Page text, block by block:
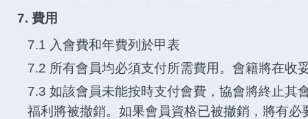
7. 費用
7.1 入會費和年費列於甲表
7.2 所有會員均必須支付所需費用。會籍將在收
7.3 如該會員未能按時支付會費，協會將終止其
福利將被撤銷。如果會員資格已被撤銷，將有必